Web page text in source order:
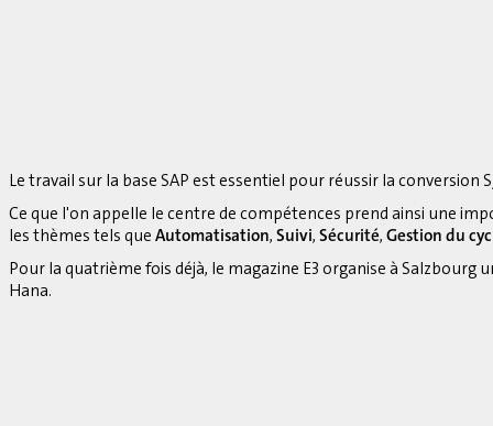
Le travail sur la base SAP est essentiel pour réussir la conversion
Ce que l'on appelle le centre de compétences prend ainsi une
les thèmes tels que Automatisation, Suivi, Sécurité, Gestion du
Pour la quatrième fois déjà, le magazine E3 organise à
Hana.